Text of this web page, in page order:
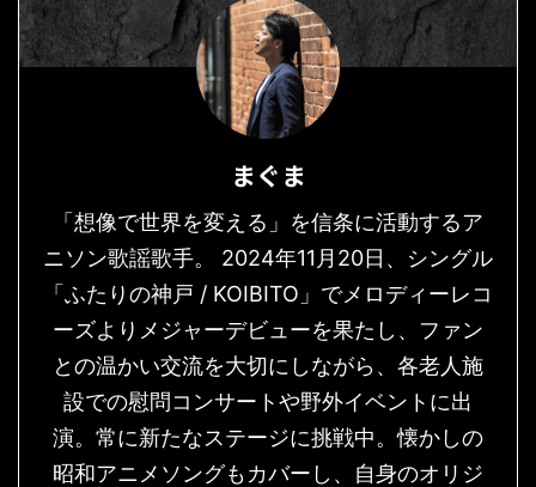
まぐま
「想像で世界を変える」を信条に活動するア
ニソン歌謡歌手。 2024年11月20日、シングル
「ふたりの神戸 / KOIBITO」でメロディーレコ
ーズよりメジャーデビューを果たし、ファン
との温かい交流を大切にしながら、各老人施
設での慰問コンサートや野外イベントに出
演。常に新たなステージに挑戦中。懐かしの
昭和アニメソングもカバーし、自身のオリジ